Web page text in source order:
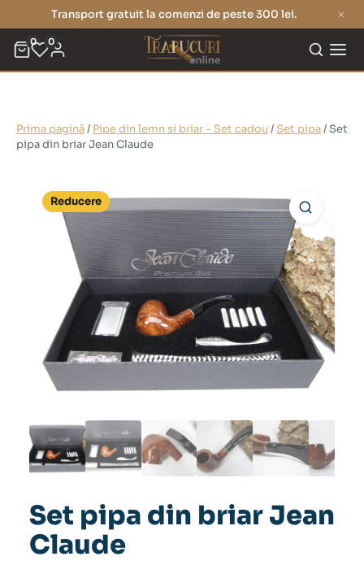
Transport gratuit la comenzi de peste 300 lei.
0 0
Prima pagină/ Pipe din lemn si briar - Set cadou /Set pipa/ Set
pipa din briar Jean Claude
Reducere
Set pipa din briar Jean
Claude